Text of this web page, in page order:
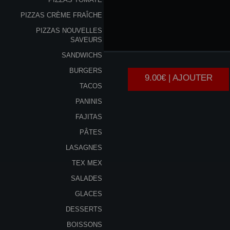
PIZZAS CRÈME FRAÎCHE
PIZZAS NOUVELLES
SAVEURS
SANDWICHS
BURGERS
TACOS
PANINIS
FAJITAS
PÂTES
LASAGNES
TEX MEX
SALADES
GLACES
DESSERTS
BOISSONS
9.00€ | AJOUTER